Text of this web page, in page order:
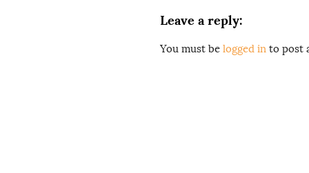
Leave a reply:
You must be logged in to post